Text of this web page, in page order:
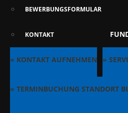
BEWERBUNGSFORMULAR
KONTAKT
» KONTAKT AUFNEHMEN »
» TERMINBUCHUNG STANDORT